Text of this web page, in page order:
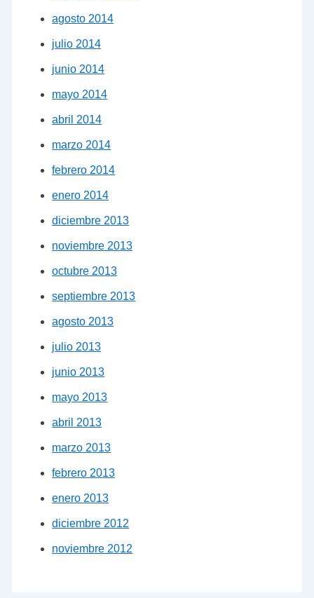
agosto 2014
julio 2014
junio 2014
mayo 2014
abril 2014
marzo 2014
febrero 2014
enero 2014
diciembre 2013
noviembre 2013
octubre 2013
septiembre 2013
agosto 2013
julio 2013
junio 2013
mayo 2013
abril 2013
marzo 2013
febrero 2013
enero 2013
diciembre 2012
noviembre 2012